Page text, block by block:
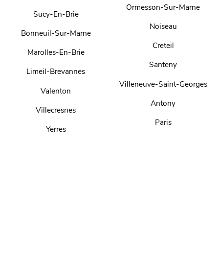
Sucy-En-Brie
Bonneuil-Sur-Marne
Marolles-En-Brie
Limeil-Brevannes
Valenton
Villecresnes
Yerres
Ormesson-Sur-Marne
Noiseau
Creteil
Santeny
Villeneuve-Saint-Georges
Antony
Paris